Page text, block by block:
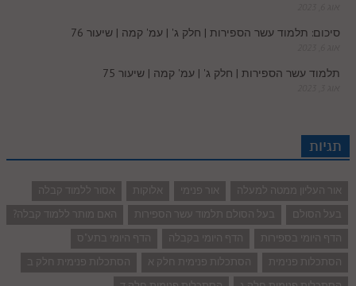
סיכום: תלמוד עשר הספירות | חלק ג' | עמ' קמה | שיעור 76
תלמוד עשר הספירות | חלק ג' | עמ' קמה | שיעור 75
תגיות
אור העליון ממטה למעלה אור פנימי אלוקות
אסור ללמוד קבלה
בעל הסולם
בעל הסולם תלמוד עשר הספירות
האם מותר ללמוד קבלה?
הדף היומי בספירות
הדף היומי בקבלה
הדף היומי בתע"ס
הסתכלות פנימית
הסתכלות פנימית חלק א
הסתכלות פנימית חלק ב